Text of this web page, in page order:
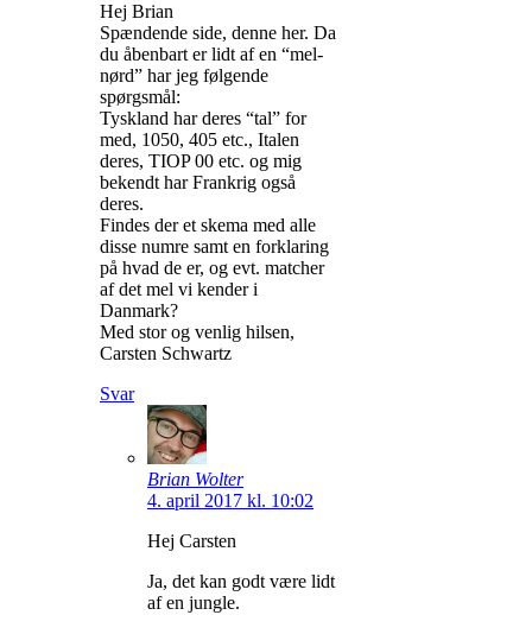
Hej Brian
Spændende side, denne her. Da
du åbenbart er lidt af en “mel-
nørd” har jeg følgende
spørgsmål:
Tyskland har deres “tal” for
med, 1050, 405 etc., Italen
deres, TIOP 00 etc. og mig
bekendt har Frankrig også
deres.
Findes der et skema med alle
disse numre samt en forklaring
på hvad de er, og evt. matcher
af det mel vi kender i
Danmark?
Med stor og venlig hilsen,
Carsten Schwartz
Svar
Brian Wolter
4. april 2017 kl. 10:02
Hej Carsten
Ja, det kan godt være lidt
af en jungle.